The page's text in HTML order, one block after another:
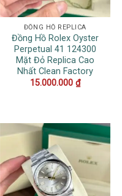
ĐỒNG HỒ REPLICA
Đồng Hồ Rolex Oyster
Perpetual 41 124300
Mặt Đỏ Replica Cao
Nhất Clean Factory
15.000.000 ₫